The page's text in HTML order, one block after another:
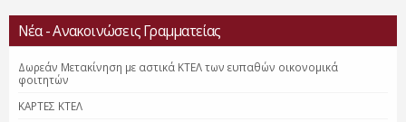
Νέα - Ανακοινώσεις Γραμματείας
Δωρεάν Μετακίνηση με αστικά ΚΤΕΛ των ευπαθών οικονομικά
φοιτητών
ΚΑΡΤΕΣ ΚΤΕΛ